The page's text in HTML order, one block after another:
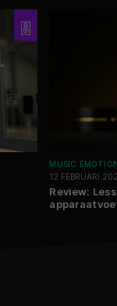
MUSIC
12 FEBRUARI
Review: